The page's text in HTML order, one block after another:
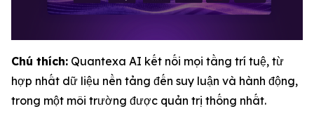
Chú thích: Quantexa AI kết nối mọi tầng trí tuệ, từ
hợp nhất dữ liệu nền tảng đến suy luận và hành động,
trong một môi trường được quản trị thống nhất.